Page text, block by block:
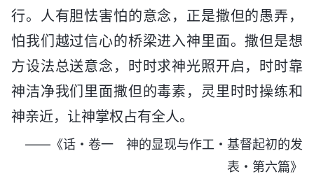
行。人有胆怯害怕的意念，正是撒但的愚弄，
怕我们越过信心的桥梁进入神里面。撒但是想
方设法总送意念，时时求神光照开启，时时靠
神洁净我们里面撒但的毒素，灵里时时操练和
神亲近，让神掌权占有全人。
——《话・卷一 神的显现与作工・基督起初的发
表・第六篇》